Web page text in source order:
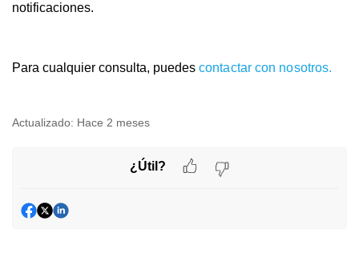
notificaciones.
Para cualquier consulta, puedes contactar con nosotros.
Actualizado: Hace 2 meses
¿Útil?